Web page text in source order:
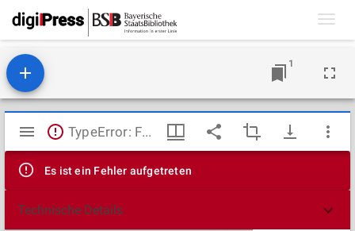
1
Mirador
Viewer
TypeError: Failed to fetch
Es ist ein Fehler aufgetreten
Technische Details